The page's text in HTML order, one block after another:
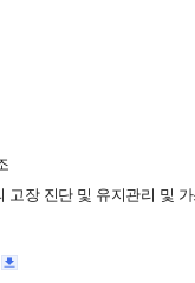
장 진단 및 유지관리 및